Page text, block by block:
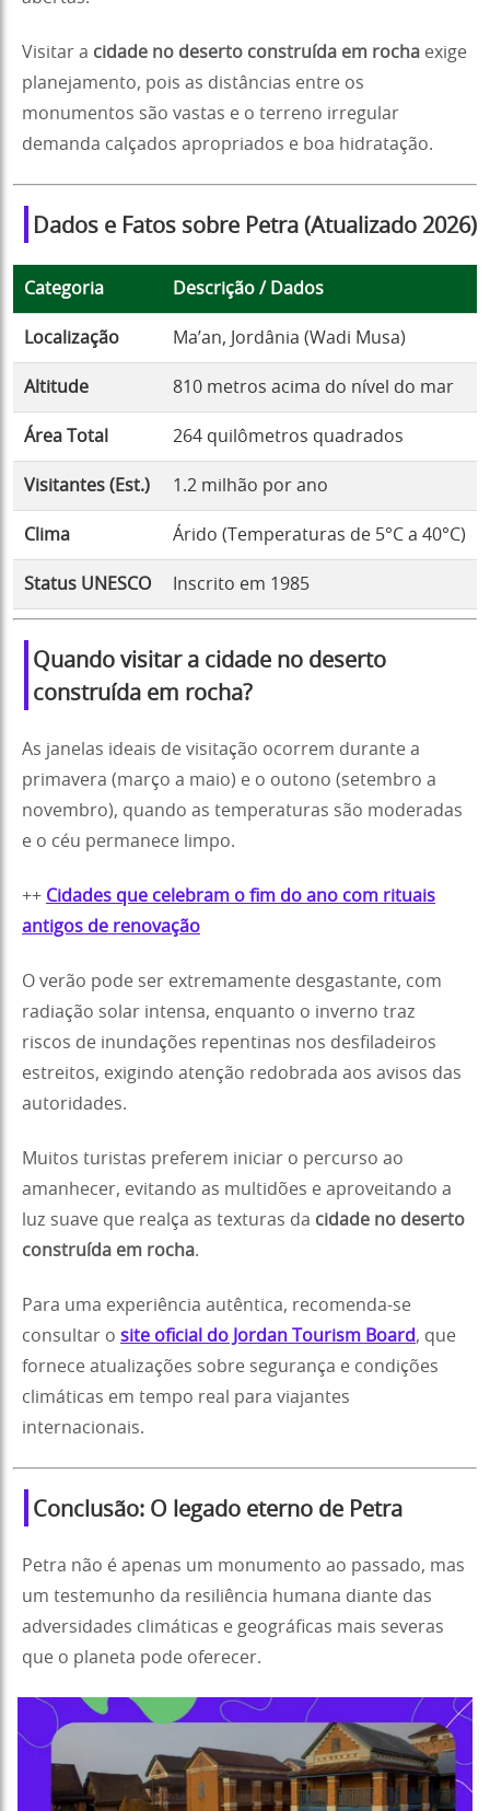
Visitar a cidade no deserto construída em rocha exige
planejamento, pois as distâncias entre os
monumentos são vastas e o terreno irregular
demanda calçados apropriados e boa hidratação.
Dados e Fatos sobre Petra (Atualizado 2026)
Categoria Descrição / Dados
Localização Ma’an, Jordânia (Wadi Musa)
Altitude 810 metros acima do nível do mar
Área Total 264 quilômetros quadrados
Visitantes (Est.) 1.2 milhão por ano
Clima Árido (Temperaturas de 5°C a 40°C)
Status UNESCO Inscrito em 1985
Quando visitar a cidade no deserto
construída em rocha?
As janelas ideais de visitação ocorrem durante a
primavera (março a maio) e o outono (setembro a
novembro), quando as temperaturas são moderadas
e o céu permanece limpo.
++ Cidades que celebram o fim do ano com rituais
antigos de renovação
O verão pode ser extremamente desgastante, com
radiação solar intensa, enquanto o inverno traz
riscos de inundações repentinas nos desfiladeiros
estreitos, exigindo atenção redobrada aos avisos das
autoridades.
Muitos turistas preferem iniciar o percurso ao
amanhecer, evitando as multidões e aproveitando a
luz suave que realça as texturas da cidade no deserto
construída em rocha.
Para uma experiência autêntica, recomenda-se
consultar o site oficial do Jordan Tourism Board, que
fornece atualizações sobre segurança e condições
climáticas em tempo real para viajantes
internacionais.
Conclusão: O legado eterno de Petra
Petra não é apenas um monumento ao passado, mas
um testemunho da resiliência humana diante das
adversidades climáticas e geográficas mais severas
que o planeta pode oferecer.